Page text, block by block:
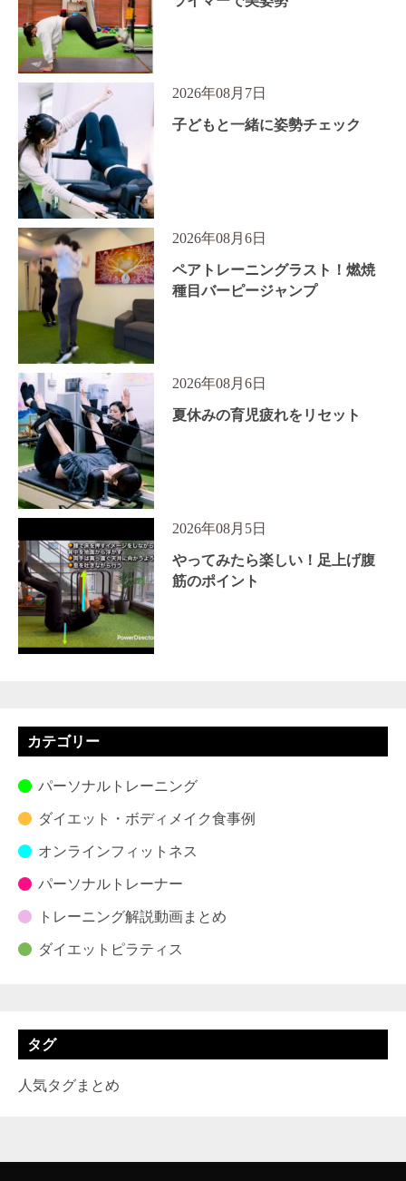
2026年08月7日
子どもと一緒に姿勢チェック
2026年08月6日
ペアトレーニングラスト！燃焼
種目バーピージャンプ
2026年08月6日
夏休みの育児疲れをリセット
2026年08月5日
やってみたら楽しい！足上げ腹
筋のポイント
カテゴリー
パーソナルトレーニング
ダイエット・ボディメイク食事例
オンラインフィットネス
パーソナルトレーナー
トレーニング解説動画まとめ
ダイエットピラティス
タグ
人気タグまとめ